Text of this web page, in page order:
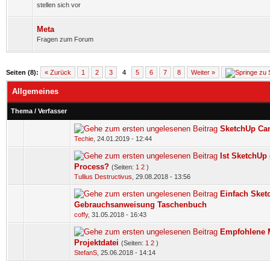
stellen sich vor
Meta
Fragen zum Forum
Seiten (8): « Zurück 1 2 3 4 5 6 7 8 Weiter »
Allgemeines
Thema / Verfasser
SketchUp
Techie 24.01.2019 - 12:44
Ist
Process? (Seiten: 1 2 )
Tullius Destructivus 29.08.2018 - 13:56
Einfach
Gebrauchsanweisung Taschenbuch
coffy, 31.05.2018 - 16:43
Empfohlene
Projektdatei (Seiten: 1 2 )
StefanS 25.06.2018 - 14:14